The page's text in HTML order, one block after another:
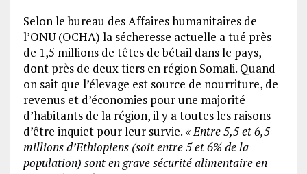
Selon le bureau des Affaires humanitaires de
l’ONU (OCHA) la sécheresse actuelle a tué près
de 1,5 millions de têtes de bétail dans le pays,
dont près de deux tiers en région Somali. Quand
on sait que l’élevage est source de nourriture, de
revenus et d’économies pour une majorité
d’habitants de la région, il y a toutes les raisons
d’être inquiet pour leur survie. « Entre 5,5 et 6,5
millions d’Ethiopiens (soit entre 5 et 6% de la
population) sont en grave sécurité alimentaire en